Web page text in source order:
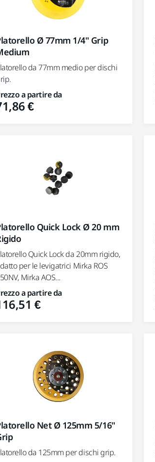
Ø 77mm 1/4" Grip
da 77mm medio per dischi
a partire da
€
Quick Lock Ø 20 mm
Quick Lock da 20mm rigido,
per le levigatrici Mirka ROS
Mirka AOS...
a partire da
€
Net Ø 125mm 5/16"
da 125mm per dischi grip.